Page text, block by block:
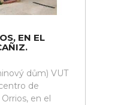
EN EL
dům) VUT
de
en el